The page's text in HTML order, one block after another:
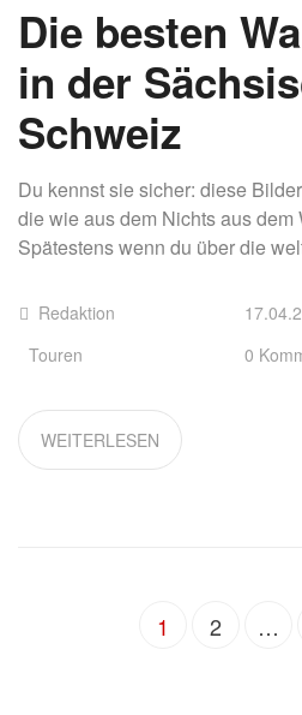
Die besten
in der
Schweiz
Du kennst sie sicher: diese
die wie aus dem Nichts aus dem
Spätestens wenn du über die
Redaktion
Touren
0
WEITERLESEN
1 2 …